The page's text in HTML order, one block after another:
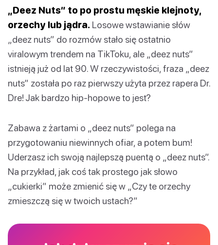
„Deez Nuts” to po prostu męskie klejnoty,
orzechy lub jądra. Losowe wstawianie słów
„deez nuts” do rozmów stało się ostatnio
viralowym trendem na TikToku, ale „deez nuts”
istnieją już od lat 90. W rzeczywistości, fraza „deez
nuts” została po raz pierwszy użyta przez rapera Dr.
Dre! Jak bardzo hip-hopowe to jest?
Zabawa z żartami o „deez nuts” polega na
przygotowaniu niewinnych ofiar, a potem bum!
Uderzasz ich swoją najlepszą puentą o „deez nuts”.
Na przykład, jak coś tak prostego jak słowo
„cukierki” może zmienić się w „Czy te orzechy
zmieszczą się w twoich ustach?”